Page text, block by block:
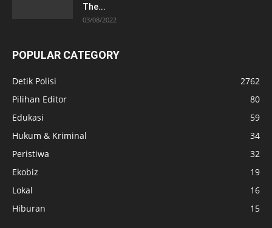
The...
03/08/2022
POPULAR CATEGORY
Detik Polisi
2762
Pilihan Editor
80
Edukasi
59
Hukum & Kriminal
34
Peristiwa
32
Ekobiz
19
Lokal
16
Hiburan
15